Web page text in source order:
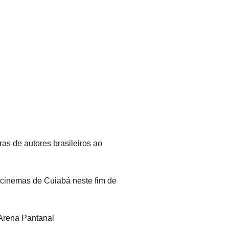
de autores brasileiros ao
de Cuiabá neste fim de
Pantanal